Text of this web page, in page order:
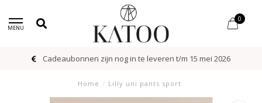
MENU
0
Cadeaubonnen zijn nog in te leveren t/m 15 mei 2026
Home / Lilly uni pants sport